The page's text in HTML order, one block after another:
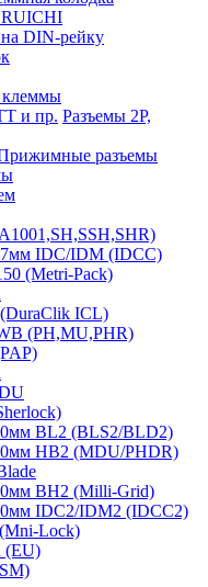
RUICHI
DIN-рейку
Разъемы 2Р,
разъемы
IDC/IDM (IDCC)
(Metri-Pack)
ICL)
(PH,MU,PHR)
BL2 (BLS2/BLD2)
HB2 (MDU/PHDR)
BH2 (Milli-Grid)
IDC2/IDM2 (IDCC2)
Lock)
(EU)